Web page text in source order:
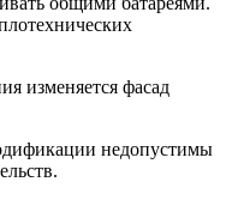
изменяется фасад
недопустимы